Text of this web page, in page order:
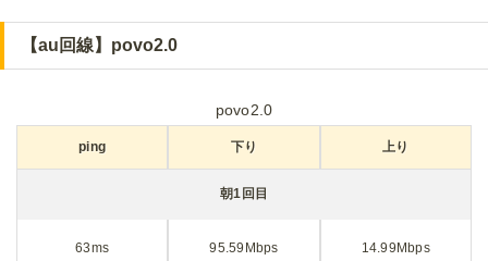
【au回線】povo2.0
povo2.0
ping 下り 上り
朝1回目
63ms 95.59Mbps 14.99Mbps